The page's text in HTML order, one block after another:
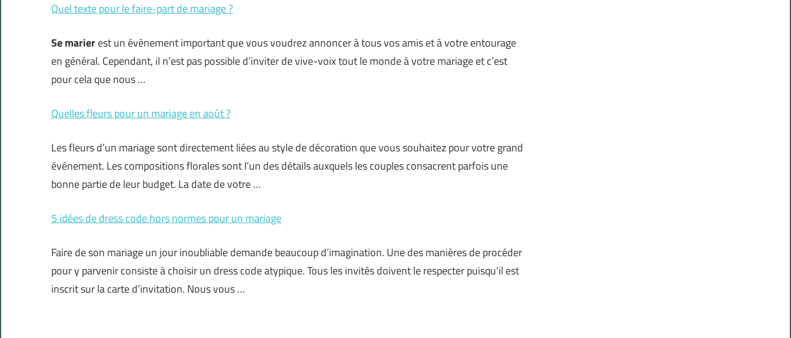
Quel texte pour le faire-part de mariage ?
Se marierest un évènement important que vous voudrez annoncer à tous vos amis et à votre entourage
en général. Cependant, il n’est pas possible d’inviter de vive-voix tout le monde à votre mariage et c’est
pour cela que nous …
Quelles fleurs pour un mariage en août ?
Les fleurs d’un mariage sont directement liées au style de décoration que vous souhaitez pour votre grand
événement. Les compositions florales sont l’un des détails auxquels les couples consacrent parfois une
bonne partie de leur budget. La date de votre …
5 idées de dress code hors normes pour un mariage
Faire de son mariage un jour inoubliable demande beaucoup d’imagination. Une des manières de procéder
pour y parvenir consiste à choisir un dress code atypique. Tous les invités doivent le respecter puisqu’il est
inscrit sur la carte d’invitation. Nous vous …